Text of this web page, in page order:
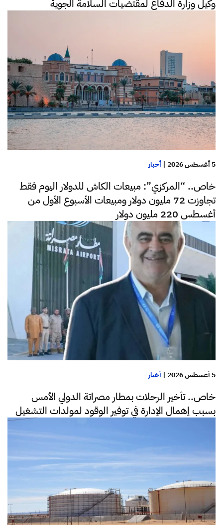
وكيل وزارة الدفاع لمقتضيات السلامة الجوية
5 أغسطس 2026 | أخبار
خاص.. “المركزي”: مبيعات الكاش للدولار اليوم فقط
تجاوزت 72 مليون دولار ومبيعات الأسبوع الأول من
أغسطس 220 مليون دولار
5 أغسطس 2026 | أخبار
خاص.. تأخير الرحلات بمطار مصراتة الدولي الأمس
بسبب إهمال الإدارة في توفير الوقود لمولدات التشغيل